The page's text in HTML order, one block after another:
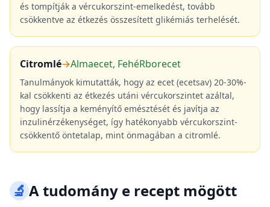
és tompítják a vércukorszint-emelkedést, tovább
csökkentve az étkezés összesített glikémiás terhelését.
Citromlé→Almaecet, FehéRborecet
Tanulmányok kimutatták, hogy az ecet (ecetsav) 20-30%-
kal csökkenti az étkezés utáni vércukorszintet azáltal,
hogy lassítja a keményítő emésztését és javítja az
inzulinérzékenységet, így hatékonyabb vércukorszint-
csökkentő öntetalap, mint önmagában a citromlé.
🔬A tudomány e recept mögött